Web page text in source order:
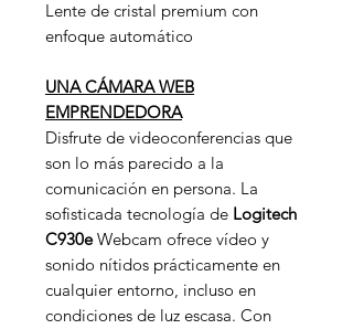
Lente de cristal premium con
enfoque automático
UNA CÁMARA WEB
EMPRENDEDORA
Disfrute de videoconferencias que
son lo más parecido a la
comunicación en persona. La
sofisticada tecnología de Logitech
C930eWebcam ofrece vídeo y
sonido nítidos prácticamente en
cualquier entorno, incluso en
condiciones de luz escasa. Con